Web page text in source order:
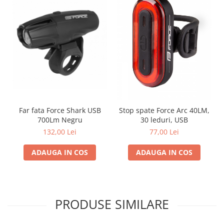
Far fata Force Shark USB
700Lm Negru
132,00 Lei
ADAUGA IN COS
Stop spate Force Arc 40LM,
30 leduri, USB
77,00 Lei
ADAUGA IN COS
PRODUSE SIMILARE